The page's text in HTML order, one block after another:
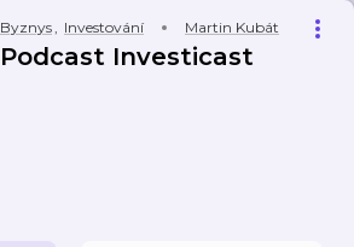
Byznys, Investování Martin Kubát
Podcast Investicast